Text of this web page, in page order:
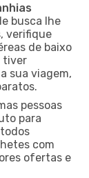
busca lhe
verifique
de baixo
tiver
sua viagem,
pessoas
para
com
ofertas e